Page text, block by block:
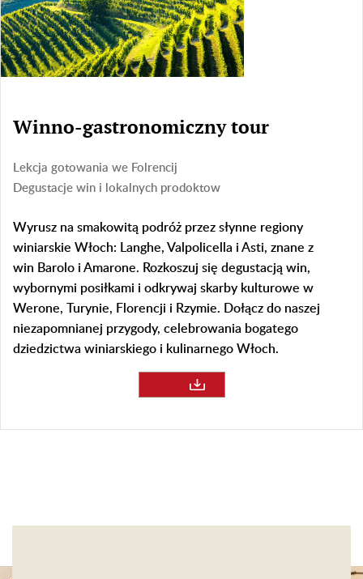
Winno-gastronomiczny tour
Lekcja gotowania we Folrencij
Degustacje win i lokalnych prodoktow
Wyrusz na smakowitą podróż przez słynne regiony
winiarskie Włoch: Langhe, Valpolicella i Asti, znane z
win Barolo i Amarone. Rozkoszuj się degustacją win,
wybornymi posiłkami i odkrywaj skarby kulturowe w
Werone, Turynie, Florencji i Rzymie. Dołącz do naszej
niezapomnianej przygody, celebrowania bogatego
dziedzictwa winiarskiego i kulinarnego Włoch.